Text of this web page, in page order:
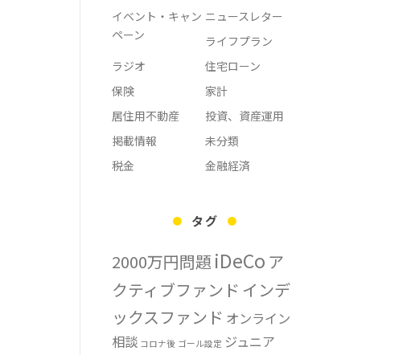
イベント・キャン
ペーン
ニュースレター
ライフプラン
ラジオ
住宅ローン
保険
家計
居住用不動産
投資、資産運用
掲載情報
未分類
税金
金融経済
タグ
2000万円問題 iDeCo ア
クティブファンド インデ
ックスファンド オンライン
相談 コロナ後 ゴール設定 ジュニア